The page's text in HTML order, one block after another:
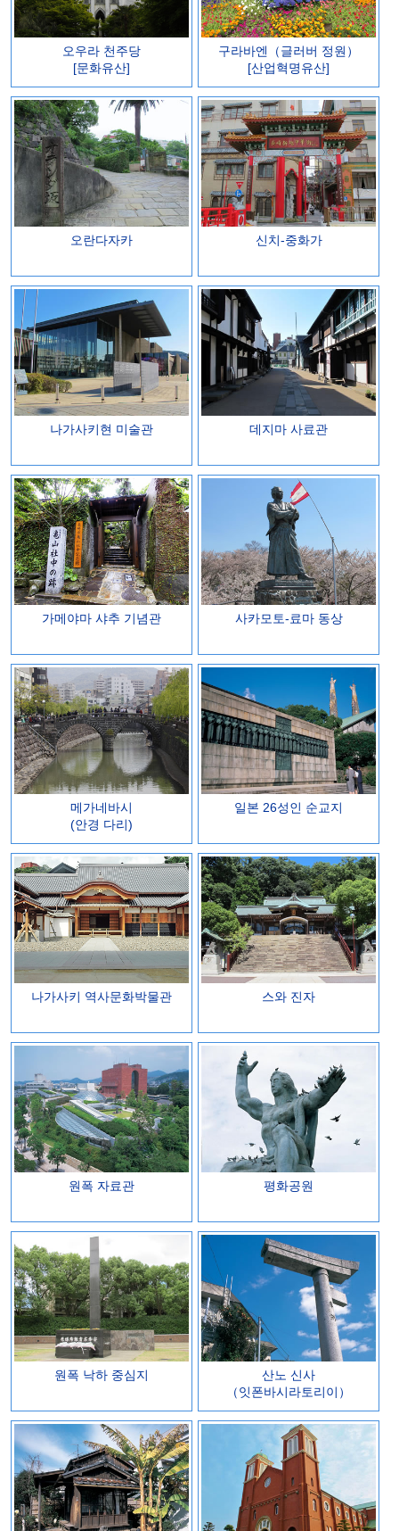
오우라 천주당
[문화유산]
구라바엔（글러버 정원）
[산업혁명유산]
오란다자카 신치-중화가
나가사키현 미술관 데지마 사료관
가메야마 샤추 기념관 사카모토-료마 동상
메가네바시
(안경 다리)
일본 26성인 순교지
나가사키 역사문화박물관 스와 진자
원폭 자료관 평화공원
원폭 낙하 중심지
산노 신사
（잇폰바시라토리이）